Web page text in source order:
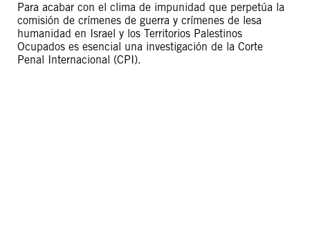
Para acabar con el clima de impunidad que perpetúa la
comisión de crímenes de guerra y crímenes de lesa
humanidad en Israel y los Territorios Palestinos
Ocupados es esencial una investigación de la Corte
Penal Internacional (CPI).